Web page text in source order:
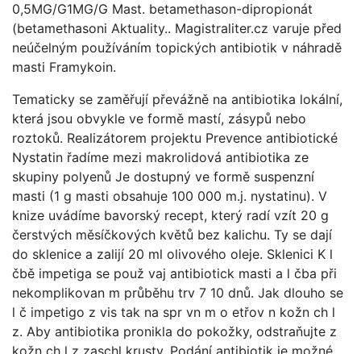
0,5MG/G1MG/G Mast. betamethason-dipropionát
(betamethasoni Aktuality.. Magistraliter.cz varuje před
neúčelným používáním topických antibiotik v náhradě
masti Framykoin.
Tematicky se zaměřují převážně na antibiotika lokální,
která jsou obvykle ve formě mastí, zásypů nebo
roztoků. Realizátorem projektu Prevence antibiotické
Nystatin řadíme mezi makrolidová antibiotika ze
skupiny polyenů Je dostupný ve formě suspenzní
masti (1 g masti obsahuje 100 000 m.j. nystatinu). V
knize uvádíme bavorský recept, který radí vzít 20 g
čerstvých měsíčkových květů bez kalichu. Ty se dají
do sklenice a zalijí 20 ml olivového oleje. Sklenici K l
čbě impetiga se použ vaj antibiotick masti a l čba při
nekomplikovan m průběhu trv 7 10 dnů. Jak dlouho se
l č impetigo z vis tak na spr vn m o etřov n kožn ch l
z. Aby antibiotika pronikla do pokožky, odstraňujte z
kožn ch l z zaschl krusty. Podání antibiotik je možné